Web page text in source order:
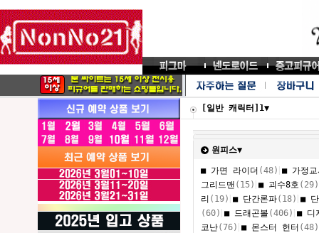
[일반 캐릭터]1▼
원피스▼
■ 가면 라이더 (48) ■ 가정교
그리드맨 (15) ■ 괴수8호 (29)
리 (19) ■ 단간론파(18) ■
(60) ■ 드래곤볼 (406) ■ 디
코난(76) ■ 몬스터 헌터 (48)